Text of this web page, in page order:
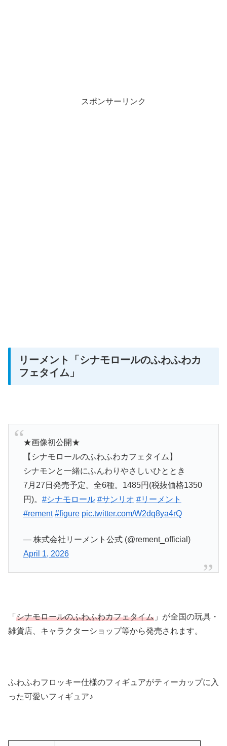
スポンサーリンク
リーメント
「シナモロールのふわふわカ
フェタイム」
★画像初公開★
【シナモロールのふわふわカフェタイム】
シナモンと一緒にふんわりやさしいひととき
7月27日発売予定。全6種。1485円(税抜価格1350
円)。 #シナモロール #サンリオ #リーメント
#rement #figure pic.twitter.com/W2dq8ya4rQ
— 株式会社リーメント公式 (@rement_official)
April 1, 2026
「 シナモロールのふわふわカフェタイム 」が全国の玩具・
雑貨店、キャラクターショップ等から発売されます。
ふわふわフロッキー仕様のフィギュアがティーカップに入
った可愛いフィギュア♪